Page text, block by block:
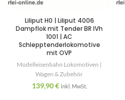
Liliput H0 | Liliput 4006
Dampflok mit Tender BR IVh
1001 | AC
Schlepptenderlokomotive
mit OVP
Modelleisenbahn Lokomotiven |
Wagen & Zubehör
139,90€ inkl. MwSt.